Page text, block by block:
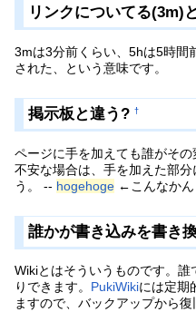
リンクについてる(3m)
3mは3分前くらい、5hは5時間
された、という意味です。
掲示板と違う?†
ページに手を加えても誰がその
不安な場合は、手を加えた部
う。 -- hogehoge ←こんなかん
誰かが書き込みを書き
Wikiとはそういうものです。
りできます。 PukiWikiには定期
ますので、バックアップから復